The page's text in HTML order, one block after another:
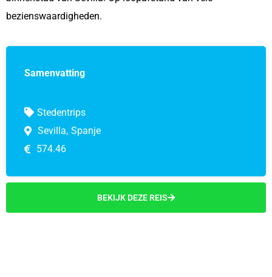
bezienswaardigheden.
Samenvatting
Stedentrips
Sevilla, Spanje
574.46
BEKIJK DEZE REIS